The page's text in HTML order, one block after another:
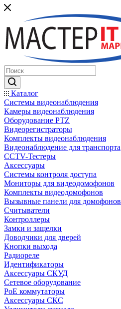
Каталог
Системы видеонаблюдения
Камеры видеонаблюдения
Оборудование PTZ
Видеорегистраторы
Комплекты видеонаблюдения
Видеонаблюдение для транспорта
CCTV-Тестеры
Аксессуары
Системы контроля доступа
Мониторы для видеодомофонов
Комплекты видеодомофонов
Вызывные панели для домофонов
Считыватели
Контроллеры
Замки и защелки
Доводчики для дверей
Кнопки выхода
Радиореле
Идентификаторы
Аксессуары СКУД
Сетевое оборудование
PoE коммутаторы
Аксессуары СКС